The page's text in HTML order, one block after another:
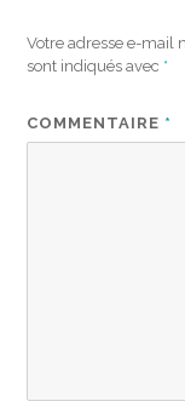
Votre adresse e-mail
sont indiqués avec *
COMMENTAIRE *